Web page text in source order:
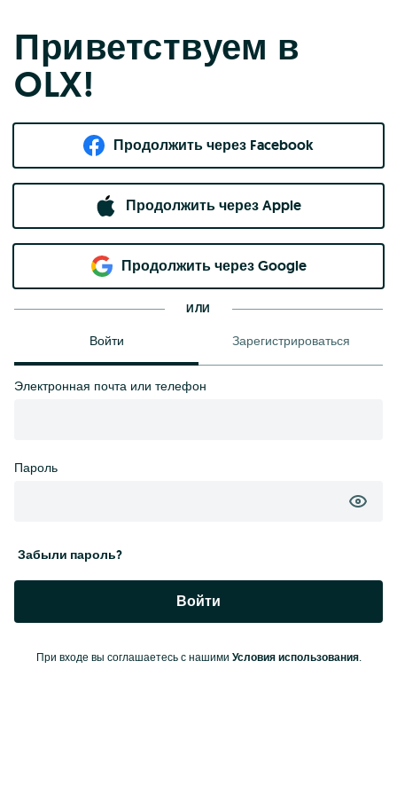
Приветствуем в
OLX!
Продолжить через Facebook
Продолжить через Apple
Продолжить через Google
ИЛИ
Войти Зарегистрироваться
Электронная почта или телефон
Пароль
Забыли пароль?
Войти
При входе вы соглашаетесь с нашими Условия использования.